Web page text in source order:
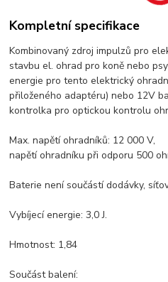
Kompletní specifikace
Kombinovaný zdroj impulzů pro
stavbu el. ohrad pro koně nebo
energie pro tento elektrický
přiloženého adaptéru) nebo 12V
kontrolka pro optickou kontrolu
Max. napětí ohradníků: 12 000 V,
napětí ohradníku při odporu 500
Baterie není součástí dodávky,
Vybíjecí energie: 3,0 J.
Hmotnost: 1,84
Součást balení: